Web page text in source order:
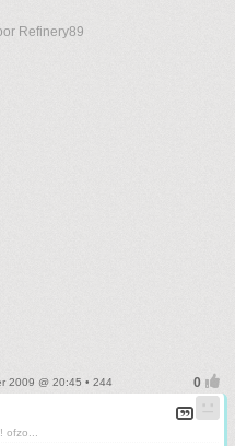
Refinery89
2009 @ 20:45 • 244
ofzo...